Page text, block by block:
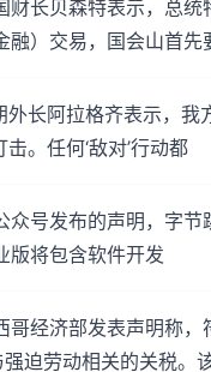
财长贝森特表示，总
融）交易，国会山首先
外长阿拉格齐表示，
。任何‘敌对’行动都
众号发布的声明，字
版将包含软件开发
哥经济部发表声明称
迫劳动相关的关税。